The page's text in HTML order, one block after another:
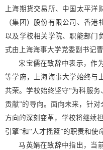
上海期货交易所、中国太平洋
（集团）股份有限公司、香港
以及学校相关学院、职能部门
式由上海海事大学党委副书记曹
宋宝儒在致辞中表示，作
等学府，上海海事大学始终与
共荣。学校始终坚守“为科服
贡献”的导向。面向未来，针
方向的深刻变革，学校将继续
引擎”和“人才摇篮”的职责和使
马英娟在致辞中指出，当